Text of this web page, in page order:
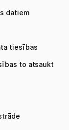
€
datiem
tiesības
to atsaukt